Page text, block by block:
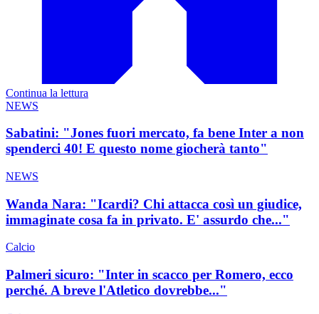
Continua la lettura
NEWS
Sabatini: "Jones fuori mercato, fa bene Inter a non
spenderci 40! E questo nome giocherà tanto"
NEWS
Wanda Nara: "Icardi? Chi attacca così un giudice,
immaginate cosa fa in privato. E' assurdo che..."
Calcio
Palmeri sicuro: "Inter in scacco per Romero, ecco
perché. A breve l'Atletico dovrebbe..."